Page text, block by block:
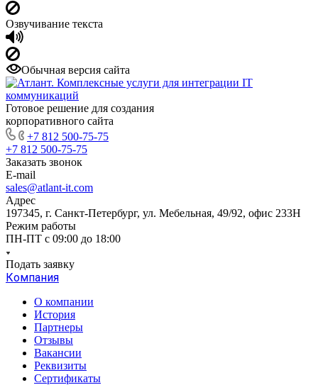
Озвучивание текста
Обычная версия сайта
Готовое решение для создания
корпоративного сайта
+7 812 500-75-75
+7 812 500-75-75
Заказать звонок
E-mail
sales@atlant-it.com
Адрес
197345, г. Санкт-Петербург, ул. Мебельная, 49/92, офис 233Н
Режим работы
ПН-ПТ с 09:00 до 18:00
Подать заявку
Компания
О компании
История
Партнеры
Отзывы
Вакансии
Реквизиты
Сертификаты